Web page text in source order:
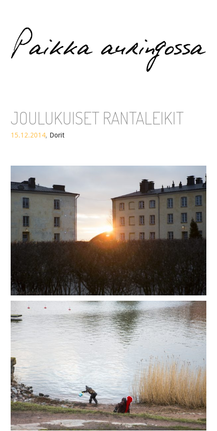
JOULUKUISET RANTALEIKIT
15.12.2014, Dorit